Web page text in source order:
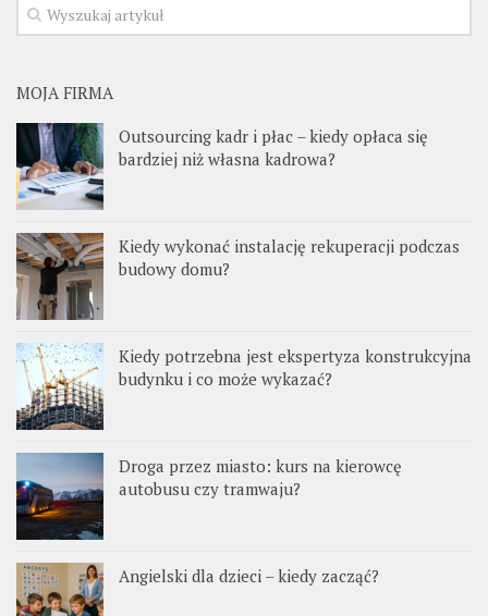
MOJA FIRMA
Outsourcing kadr i płac – kiedy opłaca się
bardziej niż własna kadrowa?
Kiedy wykonać instalację rekuperacji podczas
budowy domu?
Kiedy potrzebna jest ekspertyza konstrukcyjna
budynku i co może wykazać?
Droga przez miasto: kurs na kierowcę
autobusu czy tramwaju?
Angielski dla dzieci – kiedy zacząć?